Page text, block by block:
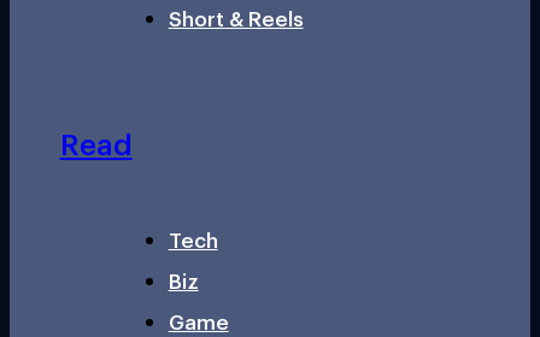
Short & Reels
Read
Tech
Biz
Game